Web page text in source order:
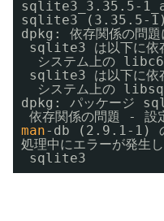
sqlite3_3.35.5-
sqlite3 (3.35.5-1)
dpkg: 依存関係の問
sqlite3 は以下に
システム上の
sqlite3 は以下に
システム上の
dpkg: パッケージ
依存関係の問題 - 設
man-db (2.9.1-1) の
処理中にエラーが発生
sqlite3